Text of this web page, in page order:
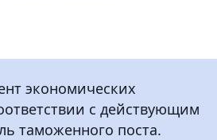
экономических
с действующим
таможенного поста.